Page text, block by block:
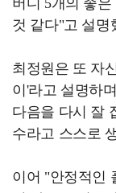
것 같다"고 설명
최정원은 또 자
이'라고 설명하
다음을 다시 잘
수라고 스스로
이어 "안정적인